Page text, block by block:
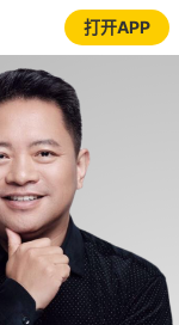
打开APP